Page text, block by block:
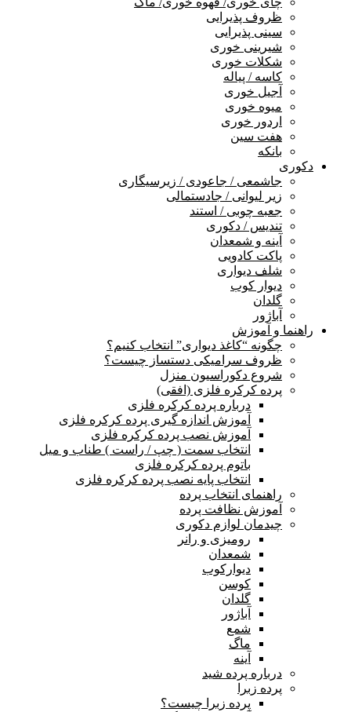
ظروف پذیرایی
سینی پذیرایی
شیرینی خوری
شکلات خوری
کاسه / پیاله
آجیل خوری
میوه خوری
اردور خوری
هفت سین
بانکه
دکوری
جاشمعی / جاعودی / زیرسیگاری
زیر لیوانی / جادستمالی
جعبه چوبی / استند
تندیس / دکوری
آینه و شمعدان
پاکت کادویی
شلف دیواری
دیوار کوب
گلدان
آباژور
راهنما و آموزش
چگونه “کاغذ دیواری” انتخاب کنیم؟
ظروف سرامیکی دستساز چیست؟
شروع دکوراسیون منزل
پرده کرکره فلزی (افقی)
درباره پرده کرکره فلزی
آموزش اندازه گیری پرده کرکره فلزی
آموزش نصب پرده کرکره فلزی
انتخاب سمت ( چپ / راست ) طناب و میل
باتوم پرده کرکره فلزی
انتخاب پایه نصب پرده کرکره فلزی
راهنمای انتخاب پرده
آموزش نظافت پرده
چیدمان لوازم دکوری
رومیزی و رانر
شمعدان
دیوارکوب
کوسن
گلدان
آباژور
شمع
ماگ
آینه
درباره پرده شید
پرده زبرا
پرده زبرا چیست؟